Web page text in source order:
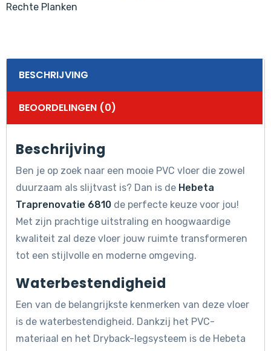
Rechte Planken
BESCHRIJVING
BEOORDELINGEN (0)
Beschrijving
Ben je op zoek naar een mooie PVC vloer die zowel
duurzaam als slijtvast is? Dan is de Hebeta
Traprenovatie 6810 de perfecte keuze voor jou!
Met zijn prachtige uitstraling en hoogwaardige
kwaliteit zal deze vloer jouw ruimte transformeren
tot een stijlvolle en moderne omgeving.
Waterbestendigheid
Een van de belangrijkste kenmerken van deze vloer
is de waterbestendigheid. Dankzij het PVC-
materiaal en het Dryback-legsysteem is de Hebeta